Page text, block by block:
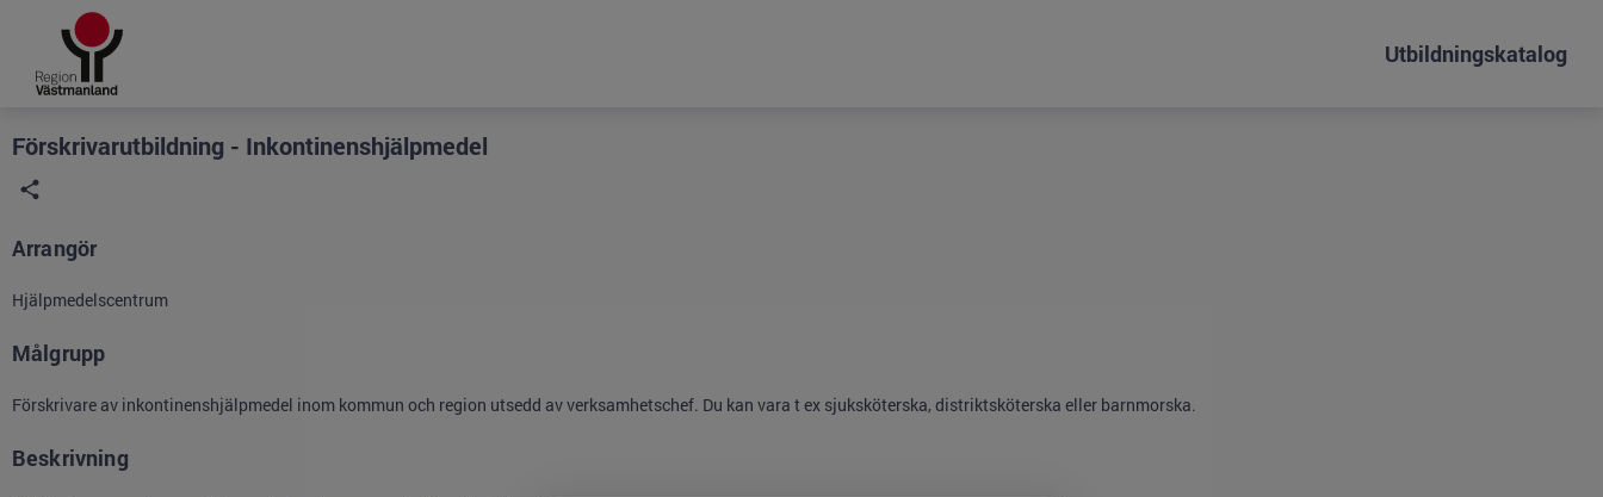
Grade
Portal
Utbildningskatalog
Förskrivarutbildning - Inkontinenshjälpmedel
Arrangör
Hjälpmedelscentrum
Målgrupp
Förskrivare av inkontinenshjälpmedel inom kommun och region utsedd av verksamhetschef. Du kan vara t ex sjuksköterska, distriktsköterska eller barnmorska.
Beskrivning